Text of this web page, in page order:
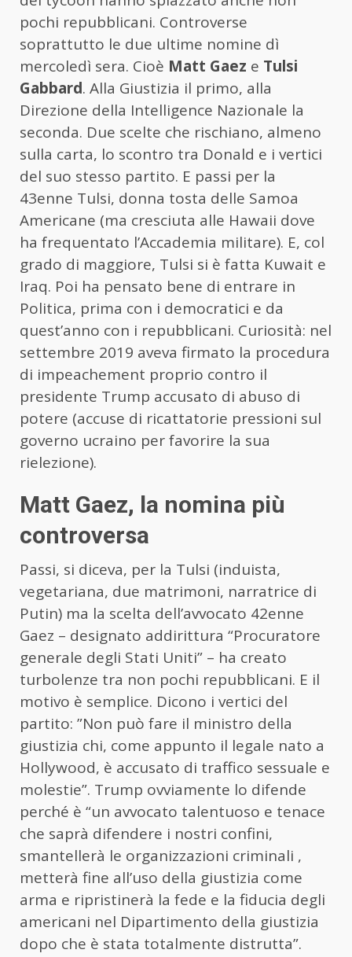
pochi repubblicani. Controverse
soprattutto le due ultime nomine dì
mercoledì sera. Cioè Matt Gaez e Tulsi
Gabbard. Alla Giustizia il primo, alla
Direzione della Intelligence Nazionale la
seconda. Due scelte che rischiano, almeno
sulla carta, lo scontro tra Donald e i vertici
del suo stesso partito. E passi per la
43enne Tulsi, donna tosta delle Samoa
Americane (ma cresciuta alle Hawaii dove
ha frequentato l’Accademia militare). E, col
grado di maggiore, Tulsi si è fatta Kuwait e
Iraq. Poi ha pensato bene di entrare in
Politica, prima con i democratici e da
quest’anno con i repubblicani. Curiosità: nel
settembre 2019 aveva firmato la procedura
di impeachement proprio contro il
presidente Trump accusato di abuso di
potere (accuse di ricattatorie pressioni sul
governo ucraino per favorire la sua
rielezione).
Matt Gaez, la nomina più
controversa
Passi, si diceva, per la Tulsi (induista,
vegetariana, due matrimoni, narratrice di
Putin) ma la scelta dell’avvocato 42enne
Gaez – designato addirittura “Procuratore
generale degli Stati Uniti” – ha creato
turbolenze tra non pochi repubblicani. E il
motivo è semplice. Dicono i vertici del
partito: ”Non può fare il ministro della
giustizia chi, come appunto il legale nato a
Hollywood, è accusato di traffico sessuale e
molestie”. Trump ovviamente lo difende
perché è “un avvocato talentuoso e tenace
che saprà difendere i nostri confini,
smantellerà le organizzazioni criminali ,
metterà fine all’uso della giustizia come
arma e ripristinerà la fede e la fiducia degli
americani nel Dipartimento della giustizia
dopo che è stata totalmente distrutta”.